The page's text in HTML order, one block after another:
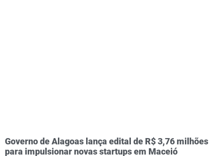
Governo de Alagoas lança edital de R$ 3,76 milhões
para impulsionar novas startups em Maceió